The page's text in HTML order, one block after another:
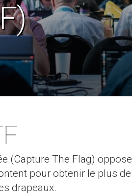
(Capture The Flag) oppose
pour obtenir le plus de
drapeaux.